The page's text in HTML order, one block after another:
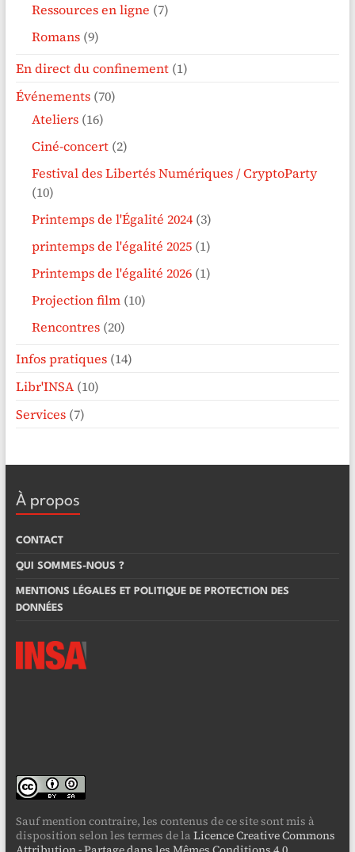
Ressources en ligne (7)
Romans(9)
En direct du confinement(1)
Événements(70)
Ateliers(16)
Ciné-concert(2)
Festival des Libertés Numériques / CryptoParty
(10)
Printemps de l'Égalité 2024(3)
printemps de l'égalité 2025(1)
Printemps de l'égalité 2026(1)
Projection film(10)
Rencontres(20)
Infos pratiques(14)
Libr'INSA(10)
Services(7)
À propos
CONTACT
QUI SOMMES-NOUS ?
MENTIONS LÉGALES ET POLITIQUE DE PROTECTION DES
DONNÉES
Sauf mention contraire, les contenus de ce site sont mis à
disposition selon les termes de laLicence Creative Commons